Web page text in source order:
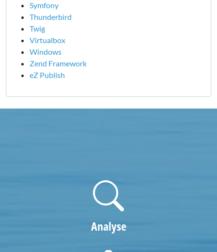
Symfony
Thunderbird
Twig
Virtualbox
Windows
Zend Framework
eZ Publish
Analyse